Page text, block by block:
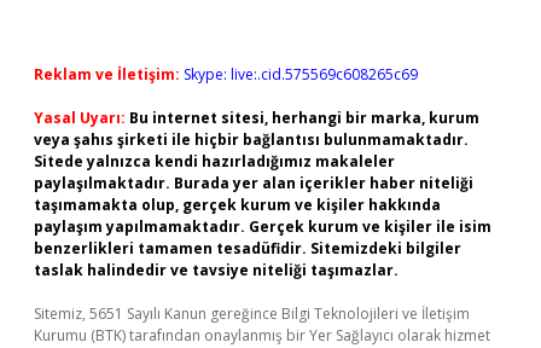
Reklam ve İletişim: Skype: live:.cid.575569c608265c69
Yasal Uyarı: Bu internet sitesi, herhangi bir marka, kurum
veya şahıs şirketi ile hiçbir bağlantısı bulunmamaktadır.
Sitede yalnızca kendi hazırladığımız makaleler
paylaşılmaktadır. Burada yer alan içerikler haber niteliği
taşımamakta olup, gerçek kurum ve kişiler hakkında
paylaşım yapılmamaktadır. Gerçek kurum ve kişiler ile isim
benzerlikleri tamamen tesadüfidir. Sitemizdeki bilgiler
taslak halindedir ve tavsiye niteliği taşımazlar.
Sitemiz, 5651 Sayılı Kanun gereğince Bilgi Teknolojileri ve İletişim
Kurumu (BTK) tarafından onaylanmış bir Yer Sağlayıcı olarak hizmet